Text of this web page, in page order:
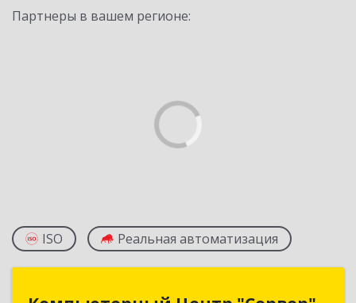
Партнеры в вашем регионе:
ISO Реальная автоматизация
Компьютерный Центр "Сервер"